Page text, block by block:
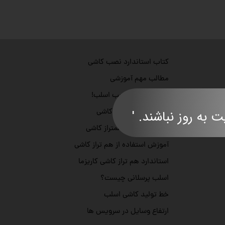
کتاب استاندارد نصب کاشی
مطالب مهم آموزشی
ابزار مورد نیاز نصب اسلب!
معرفی سیستم تراز کاشی
مقدار مورد نیاز همتراز کاشی
آموزش استفاده از هم تراز کاشی
استاندارد هم تراز کاشی کاریزما
اسلب پرسلانی چیست؟
خط تولید کاشی اسلب
ارتفاع وسایل در سرویس ها
به روز نباشند. '​​​​​​​​​​​​​​